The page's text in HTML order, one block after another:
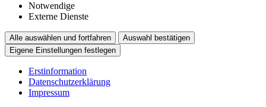
Notwendige
Externe Dienste
Alle auswählen und fortfahren
Auswahl bestätigen
Eigene Einstellungen festlegen
Erstinformation
Datenschutzerklärung
Impressum